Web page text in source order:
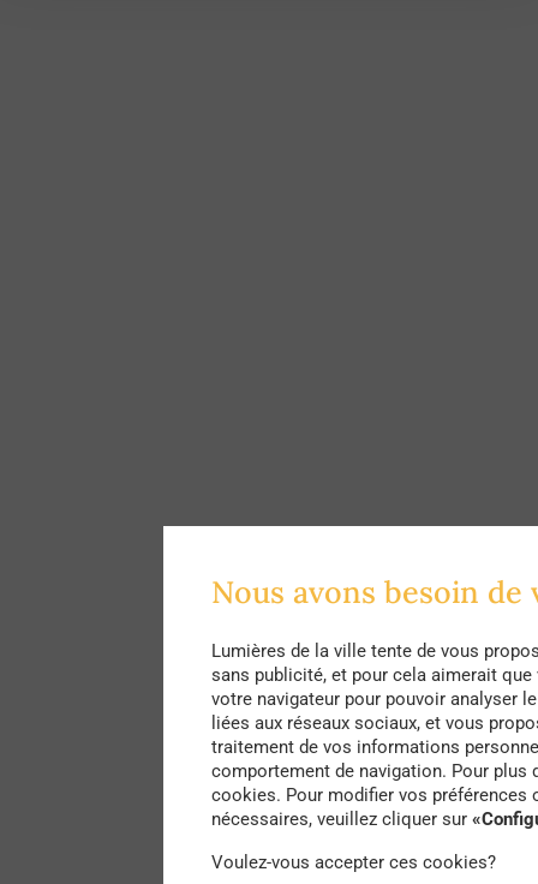
Nous avons besoin
Lumières de la ville tente de vous
sans publicité, et pour cela aimerait
votre navigateur pour pouvoir analyser
liées aux réseaux sociaux, et vous
traitement de vos informations
comportement de navigation. Pour
cookies. Pour modifier vos
nécessaires, veuillez cliquer sur
Voulez-vous accepter ces cookies?